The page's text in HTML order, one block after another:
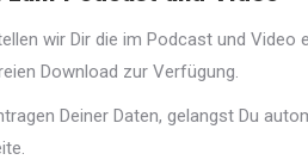
wir Dir die im Podcast und Video
Download zur Verfügung.
Deiner Daten, gelangst Du